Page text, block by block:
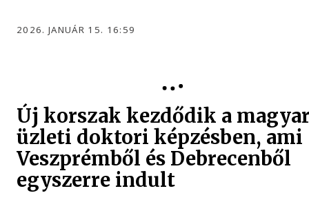
2026. JANUÁR 15. 16:59
Új korszak kezdődik a
üzleti doktori képzésben, ami
Veszprémből és Debrecenből
egyszerre indult